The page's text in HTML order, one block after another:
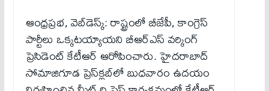
ఆంధ్రప్రభ, వెబ్‌డెస్క్‌: రాష్ట్రంలో బీజేపీ, కాంగ్రెస్‌
పార్టీలు ఒక్కటయ్యాయని బీఆర్ఎస్ వర్కింగ్
ప్రెసిడెంట్ కేటీఆర్‌ ఆరోపించారు. హైదరాబాద్
సోమాజిగూడ ప్రెస్‌క్లబ్‌లో బుధవారం ఉదయం